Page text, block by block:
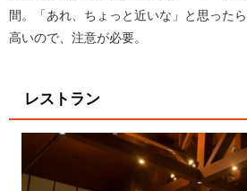
間。「あれ、ちょっと近いな」と思った
高いので、注意が必要。
レストラン